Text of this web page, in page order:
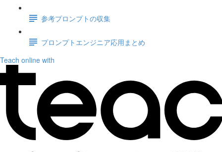
参考プロンプトの収集
プロンプトエンジニア応用まとめ
Teach online with